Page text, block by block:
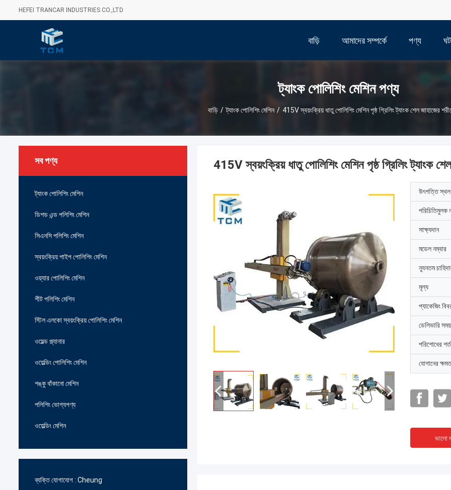
HEFEI TRANCAR INDUSTRIES CO.,LTD
বাড়ি আমাদের সম্পর্কে পণ্য
ট্যাংক পোলিশিং মেশিন পণ্য
বাড়ি / ট্যাংক পোলিশিং মেশিন / 415V স্বয়ংক্রিয় ধাতু পোলিশিং মেশিন পৃষ্ঠ গ্রিলিং ট্যাংক শেল জাহাজের
সব পণ্য
ট্যাংক পোলিশিং মেশিন
ডিশড এন্ড পলিশিং মেশিন
সিএনসি পলিশিং মেশিন
স্বয়ংক্রিয় পাইপ পোলিশিং মেশিন
ওয়্যার পোলিশিং মেশিন
শীট পলিশিং মেশিন
স্টিল এলকো স্বয়ংক্রিয় পোলিশিং মেশিন
ওয়েল্ড প্ল্যানার
ওয়েল্ডিং পোলিশিং মেশিন
শঙ্কু বাঁকানো মেশিন
পলিশিং ভোগ্যপণ্য
ওয়েল্ডিং মেশিন
ব্যক্তি যোগাযোগ : Cheung
415V স্বয়ংক্রিয় ধাতু পোলিশিং মেশিন পৃষ্ঠ গ্রিলিং ট্যাংক
উৎপত্তি স্থল
পরিচিতিমুলক
সাক্ষ্যদান
মডেল নম্বার
ন্যূনতম
মূল্য
প্যাকেজিং
ডেলিভারি সময়
পরিশোধের শর্ত
যোগানের
ভালো